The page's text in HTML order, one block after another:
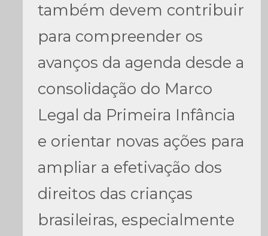
também devem contribuir
para compreender os
avanços da agenda desde a
consolidação do Marco
Legal da Primeira Infância
e orientar novas ações para
ampliar a efetivação dos
direitos das crianças
brasileiras, especialmente